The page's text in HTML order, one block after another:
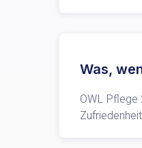
Was,
OWL Pflege